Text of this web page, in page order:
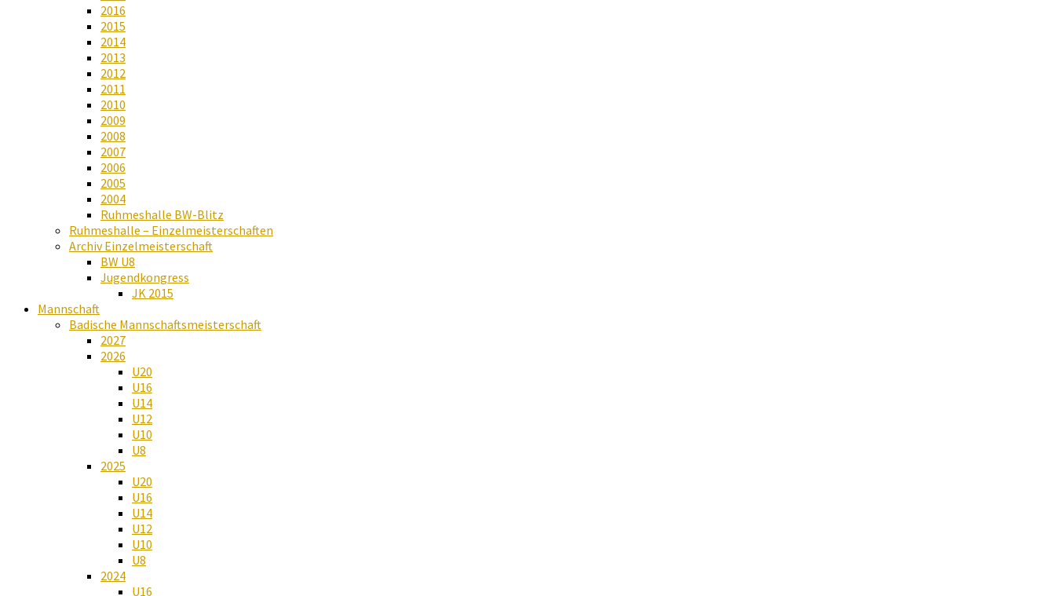
2016
2015
2014
2013
2012
2011
2010
2009
2008
2007
2006
2005
2004
Ruhmeshalle BW-Blitz
Ruhmeshalle – Einzelmeisterschaften
Archiv Einzelmeisterschaft
BW U8
Jugendkongress
JK 2015
Mannschaft
Badische Mannschaftsmeisterschaft
2027
2026
U20
U16
U14
U12
U10
U8
2025
U20
U16
U14
U12
U10
U8
2024
U16